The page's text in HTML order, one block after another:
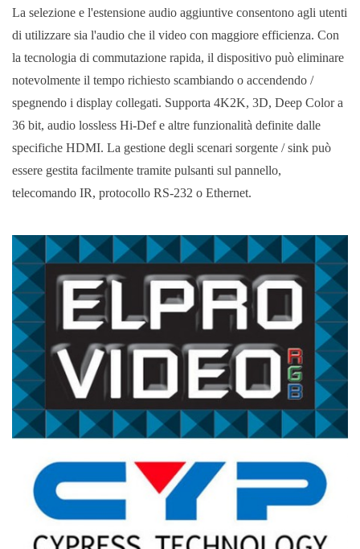
La selezione e l'estensione audio aggiuntive consentono agli utenti
di utilizzare sia l'audio che il video con maggiore efficienza. Con
la tecnologia di commutazione rapida, il dispositivo può eliminare
notevolmente il tempo richiesto scambiando o accendendo /
spegnendo i display collegati. Supporta 4K2K, 3D, Deep Color a
36 bit, audio lossless Hi-Def e altre funzionalità definite dalle
specifiche HDMI. La gestione degli scenari sorgente / sink può
essere gestita facilmente tramite pulsanti sul pannello,
telecomando IR, protocollo RS-232 o Ethernet.